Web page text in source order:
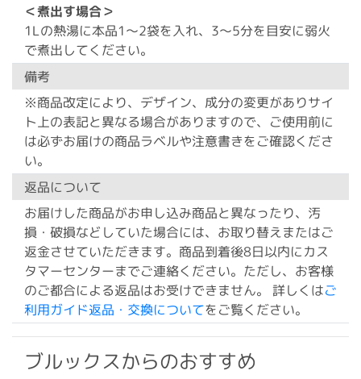
＜煮出す場合＞
1Lの熱湯に本品1～2袋を入れ、3～5分を目安に弱火
で煮出してください。
備考
※商品改定により、デザイン、成分の変更がありサイ
ト上の表記と異なる場合がありますので、ご使用前に
は必ずお届けの商品ラベルや注意書きをご確認くださ
い。
返品について
お届けした商品がお申し込み商品と異なったり、汚
損・破損などしていた場合には、お取り替えまたはご
返金させていただきます。商品到着後8日以内にカス
タマーセンターまでご連絡ください。ただし、お客様
のご都合による返品はお受けできません。 詳しくはご
利用ガイド返品・交換についてをご覧ください。
ブルックスからのおすすめ